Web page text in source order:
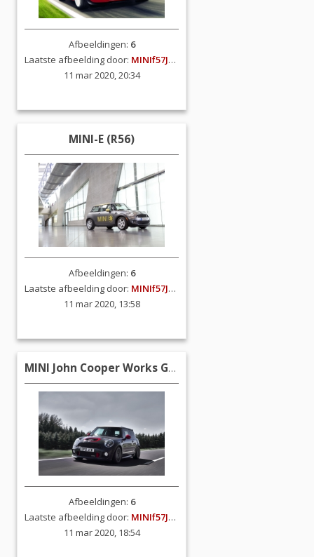
Afbeeldingen: 6
Laatste afbeelding door: MINIf57JCW
11 mar 2020, 20:34
MINI-E (R56)
Afbeeldingen: 6
Laatste afbeelding door: MINIf57JCW
11 mar 2020, 13:58
MINI John Cooper Works GP2 (R56)
Afbeeldingen: 6
Laatste afbeelding door: MINIf57JCW
11 mar 2020, 18:54